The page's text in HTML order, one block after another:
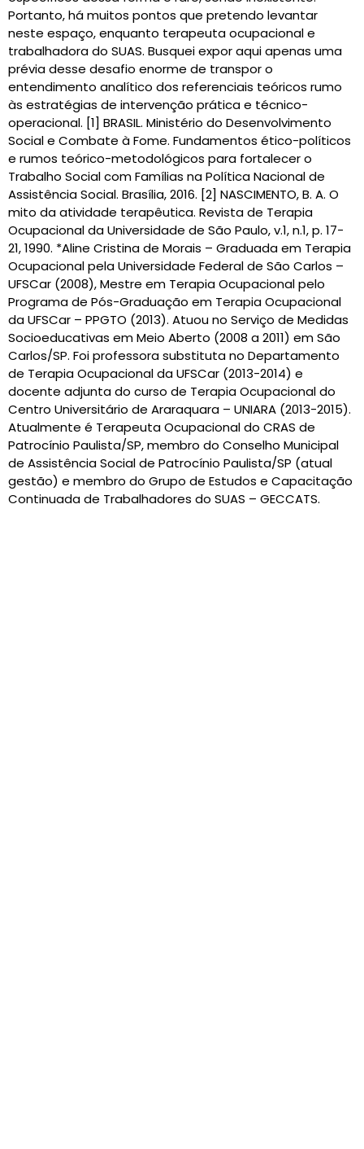
Portanto, há muitos pontos que pretendo levantar
neste espaço, enquanto terapeuta ocupacional e
trabalhadora do SUAS. Busquei expor aqui apenas uma
prévia desse desafio enorme de transpor o
entendimento analítico dos referenciais teóricos rumo
às estratégias de intervenção prática e técnico-
operacional. [1] BRASIL. Ministério do Desenvolvimento
Social e Combate à Fome. Fundamentos ético-políticos
e rumos teórico-metodológicos para fortalecer o
Trabalho Social com Famílias na Política Nacional de
Assistência Social. Brasília, 2016. [2] NASCIMENTO, B. A. O
mito da atividade terapêutica. Revista de Terapia
Ocupacional da Universidade de São Paulo, v.1, n.1, p. 17-
21, 1990. *Aline Cristina de Morais – Graduada em Terapia
Ocupacional pela Universidade Federal de São Carlos –
UFSCar (2008), Mestre em Terapia Ocupacional pelo
Programa de Pós-Graduação em Terapia Ocupacional
da UFSCar – PPGTO (2013). Atuou no Serviço de Medidas
Socioeducativas em Meio Aberto (2008 a 2011) em São
Carlos/SP. Foi professora substituta no Departamento
de Terapia Ocupacional da UFSCar (2013-2014) e
docente adjunta do curso de Terapia Ocupacional do
Centro Universitário de Araraquara – UNIARA (2013-2015).
Atualmente é Terapeuta Ocupacional do CRAS de
Patrocínio Paulista/SP, membro do Conselho Municipal
de Assistência Social de Patrocínio Paulista/SP (atual
gestão) e membro do Grupo de Estudos e Capacitação
Continuada de Trabalhadores do SUAS – GECCATS.